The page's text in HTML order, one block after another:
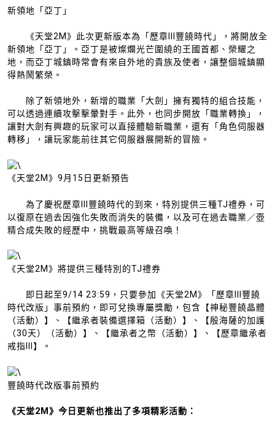
新領地「亞丁」
《天堂2M》此次更新版本為「歷章III豐饒時代」，將開放全
新領地「亞丁」。亞丁是被燦爛光芒圍繞的王國首都、榮耀之
地，而亞丁城鎮時常會有來自外地的貴族及使者，讓整個城鎮顯
得熱鬧繁榮。
除了新領地外，新增的職業「大劍」擁有獨特的組合技能，
可以透過連續攻擊擊暈對手。此外，也同步開放「職業轉換」，
讓對大劍有興趣的玩家可以直接體驗新職業，還有「角色伺服器
轉移」，讓玩家能前往其它伺服器展開新的冒險。
《天堂2M》9月15日更新預告
為了慶祝歷章III豐饒時代的到來，特別提供三種TJ禮券，可
以復原在過去因強化失敗而消失的裝備，以及可在過去職業／壺
精合成失敗的經歷中，挑戰最高等級召喚！
《天堂2M》將提供三種特別的TJ禮券
即日起至9/14 23:59，只要參加《天堂2M》「歷章III豐饒
時代改版」事前預約，即可兌換專屬獎勵，包含【神秘豐饒晶體
（活動）】、【繼承者裝備選擇箱（活動）】、【殷海薩的加護
（30天）（活動）】、【繼承者之幣（活動）】、【歷章繼承者
戒指III】。
豐饒時代改版事前預約
《天堂2M》今日更新也推出了多項精彩活動：